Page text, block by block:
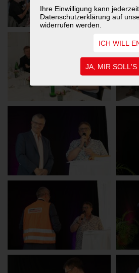
Ihre Einwilligung kann
Datenschutzerklärung auf
widerrufen werden.
ICH WILL
JA, MIR SOLL'S